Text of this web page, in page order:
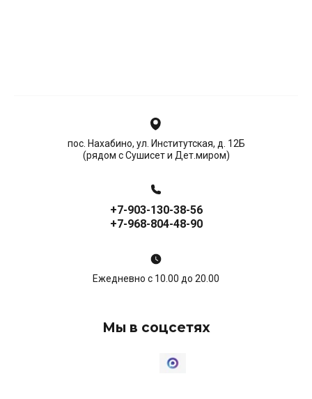
пос. Нахабино, ул. Институтская, д. 12Б
(рядом с Сушисет и Дет.миром)
+7-903-130-38-56
+7-968-804-48-90
Ежедневно с 10.00 до 20.00
Мы в соцсетях